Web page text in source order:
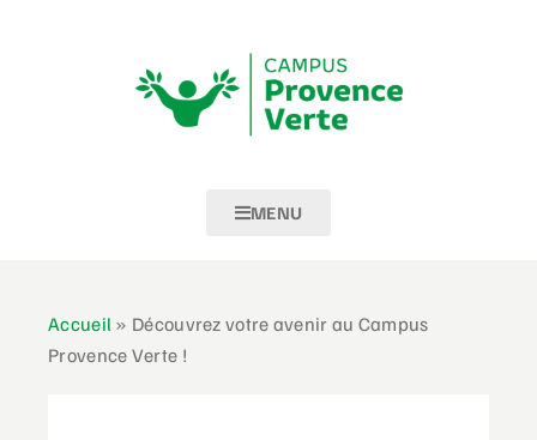
MENU
Accueil » Découvrez votre avenir au Campus
Provence Verte !